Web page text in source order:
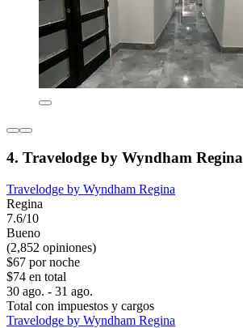
4. Travelodge by Wyndham Regina
Travelodge by Wyndham Regina
Regina
7.6/10
Bueno
(2,852 opiniones)
$67 por noche
$74 en total
30 ago. - 31 ago.
Total con impuestos y cargos
Travelodge by Wyndham Regina